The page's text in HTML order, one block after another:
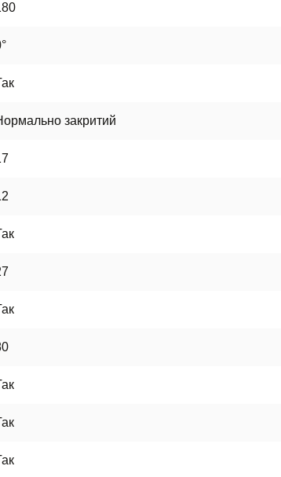
закритий